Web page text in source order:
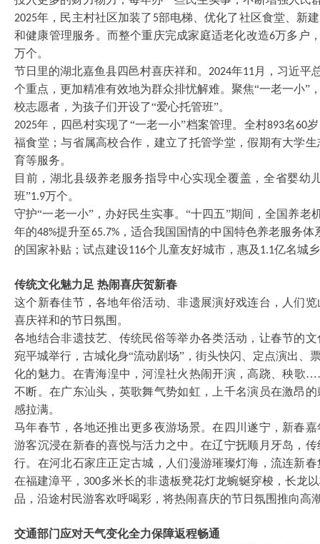
2025年，民主村社区加装了 5部电梯、优化了社区食堂、新
和健康管理服务。而整个重庆完成家庭适老化改造6万多户
万个。
节日里的湖北嘉鱼县四邑村喜庆祥和。 2024年11月，习近平
个重点，更加精准有效地为群众排忧解难。聚焦“一老一小”
校志愿者，为孩子们开设了“爱心托管班”。
2025年，四邑村实现了“一老一小”档案管理。全村893名60
福食堂；与省属高校合作，建立了托管学堂，假期有大学
育等服务。
目前，湖北县级养老服务指导中心实现全覆盖，全省婴幼
班”1.9万个。
守护“一老一小”，办好民生实事。“十四五”期间，全国养老
年的48%提升至65.7%，适合我国国情的中国特色养老服务体
的国家补贴；试点建设116个儿童友好城市，惠及 1.1亿名城
传统文化魅力足 热闹喜庆贺新春
这个新春佳节，各地年俗活动、非遗展演好戏连台，人们
喜庆祥和的节日氛围。
各地结合非遗技艺、传统民俗等举办各类活动，让春节的
宛平城举行，古城化身“流动剧场”，街头快闪、定点演出、
化的魅力。在青海湟中，河湟社火热闹开演，高跷、秧歌
不断。在广东汕头，英歌舞气势如虹，上千名演员在激昂
感拉满。
马年春节，各地还推出更多夜游场景。在四川遂宁，新春
游客沉浸在新春的喜悦与活力之中。在辽宁抚顺月牙岛，
行。在河北石家庄正定古城，人们漫游璀璨灯海，流连新
在福建漳平， 300多米长的非遗板凳花灯龙蜿蜒穿梭，长龙
品，沿途村民游客欢呼喝彩，将热闹喜庆的节日氛围推向高
交通部门应对天气变化全力保障返程畅通